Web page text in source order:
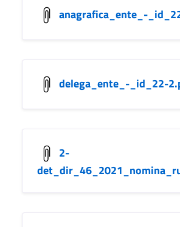
anagrafica_ente_-
delega_ente_-_id_22-
2-